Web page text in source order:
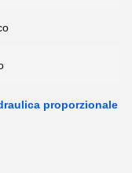
proporzionale